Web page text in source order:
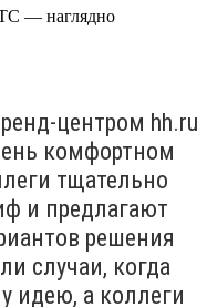
— наглядно
центром hh.ru
комфортном
тщательно
и предлагают
решения
случаи, когда
идею, а коллеги